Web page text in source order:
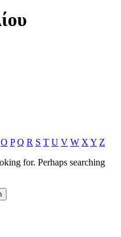
O P Q R S T U V W X Y Z
for. Perhaps searching